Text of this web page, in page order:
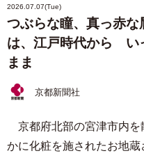
2026.07.07(Tue)
つぶらな瞳、真っ赤
は、江戸時代から い
まま
京都新聞社
京都府北部の宮津市内を
かに化粧を施されたお地